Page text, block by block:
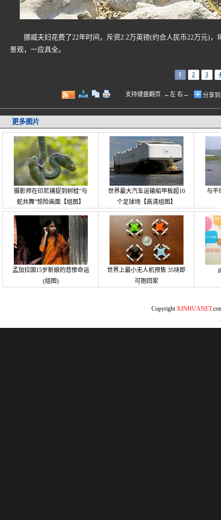
挪威夫妇花费了22年时间，斥资2.2万英镑(约合人民币22万元)，
景观，一应具全。
1 2 3 4
支持键盘翻页 ←左 右→ 分享
更多图片
摄影师在印尼捕捉到树蛙“与
蛇共舞”惊险画面【组图】
世界最大汽车运输船甲板超10
个足球场【高清组图】
与平
孟加拉国15岁新娘的悲惨命运
(组图)
世界上最小无人机预售 35块即
可抱回家
CopyrightXINHUANET